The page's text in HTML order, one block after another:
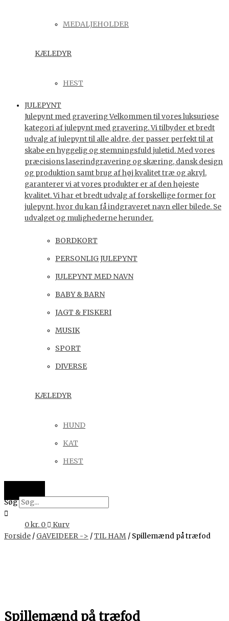
MEDALJEHOLDER
KÆLEDYR
HEST
JULEPYNT
Julepynt med gravering Velkommen til vores luksuriøse
kategori af julepynt med gravering. Vi tilbyder et bredt
udvalg af julepynt til alle aldre, der passer perfekt til at
skabe en hyggelig og stemningsfuld juletid. Med vores
præcisions laserindgravering og skæring, dansk design
og produktion samt brug af høj kvalitet træ og akryl,
garanterer vi at vores produkter er af den højeste
kvalitet. Vi har et bredt udvalg af forskellige former for
julepynt, hvor du kan få indgraveret navn eller bilede. Se
udvalget og mulighederne herunder.
BORDKORT
PERSONLIG JULEPYNT
JULEPYNT MED NAVN
BABY & BARN
JAGT & FISKERI
MUSIK
SPORT
DIVERSE
KÆLEDYR
HUND
KAT
HEST
Søg
0kr. 0
Kurv
Forside / GAVEIDEER -> /TIL HAM / Spillemænd på træfod
Spillemænd på træfod